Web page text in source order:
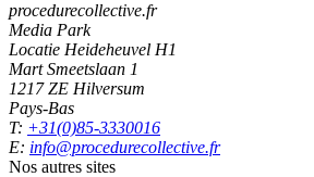
procedurecollective.fr
Media Park
Locatie Heideheuvel H1
Mart Smeetslaan 1
1217 ZE Hilversum
Pays-Bas
T: +31(0)85-3330016
E: info@procedurecollective.fr
Nos autres sites